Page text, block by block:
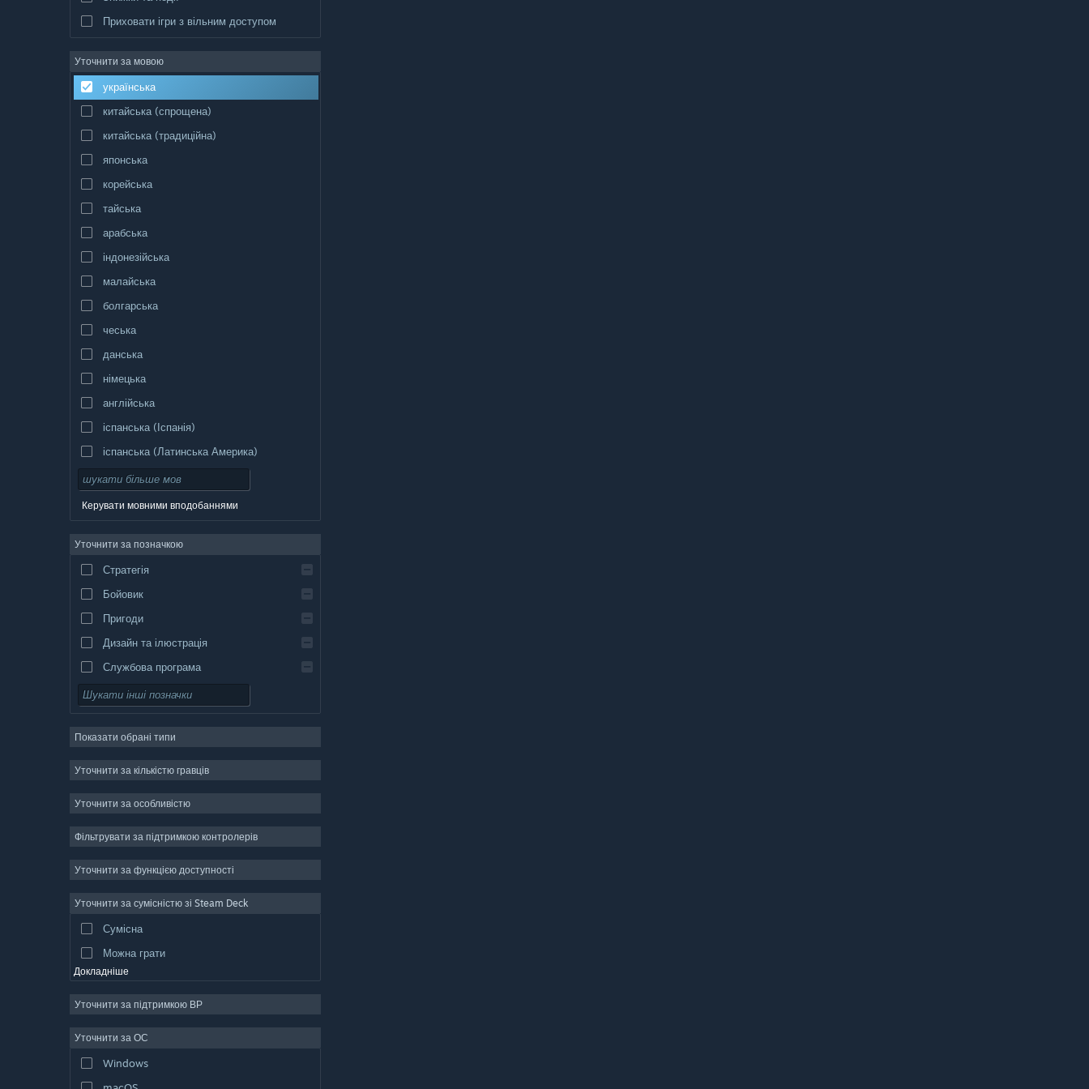
Приховати ігри з вільним доступом
Уточнити за мовою
українська
китайська (спрощена)
китайська (традиційна)
японська
корейська
тайська
арабська
індонезійська
малайська
болгарська
чеська
данська
німецька
англійська
іспанська (Іспанія)
іспанська (Латинська Америка)
Керувати мовними вподобаннями
Уточнити за позначкою
Стратегія
Бойовик
Пригоди
Дизайн та ілюстрація
Службова програма
Вільний доступ
Масова багатокористувацька
Симулятор
Створення відео
Обробка фотографій
Показати обрані типи
Уточнити за кількістю гравців
Уточнити за особливістю
Фільтрувати за підтримкою контролерів
Уточнити за функцією доступності
Уточнити за сумісністю зі Steam Deck
Сумісна
Можна грати
Докладніше
Уточнити за підтримкою ВР
Уточнити за ОС
Windows